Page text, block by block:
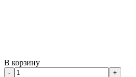
В корзину
- +